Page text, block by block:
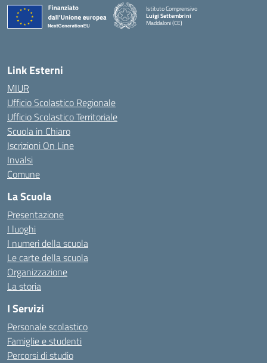
Istituto Comprensivo
Luigi Settembrini
Maddaloni (CE)
Link Esterni
MIUR
Ufficio Scolastico Regionale
Ufficio Scolastico Territoriale
Scuola in Chiaro
Iscrizioni On Line
Invalsi
Comune
La Scuola
Presentazione
I luoghi
I numeri della scuola
Le carte della scuola
Organizzazione
La storia
I Servizi
Personale scolastico
Famiglie e studenti
Percorsi di studio